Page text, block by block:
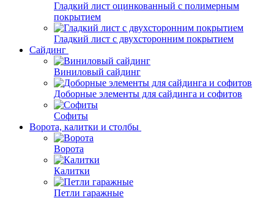
Гладкий лист оцинкованный с полимерным
покрытием
Гладкий лист с двухсторонним покрытием
Сайдинг
Виниловый сайдинг
Доборные элементы для сайдинга и софитов
Софиты
Ворота, калитки и столбы
Ворота
Калитки
Петли гаражные